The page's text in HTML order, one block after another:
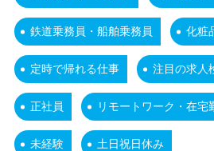
鉄道乗務員・船舶乗務員 化粧
定時で帰れる仕事 注目の求人
正社員 リモートワーク・在宅
未経験 土日祝日休み